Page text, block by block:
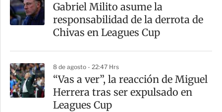
Gabriel Milito asume la
responsabilidad de la derrota de
Chivas en Leagues Cup
8 de agosto - 22:47 Hrs
“Vas a ver”, la reacción de Miguel
Herrera tras ser expulsado en
Leagues Cup